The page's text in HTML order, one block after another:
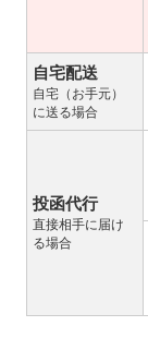
自宅配送
自宅（お手元）
に送る場合
投函代行
直接相手に届け
る場合